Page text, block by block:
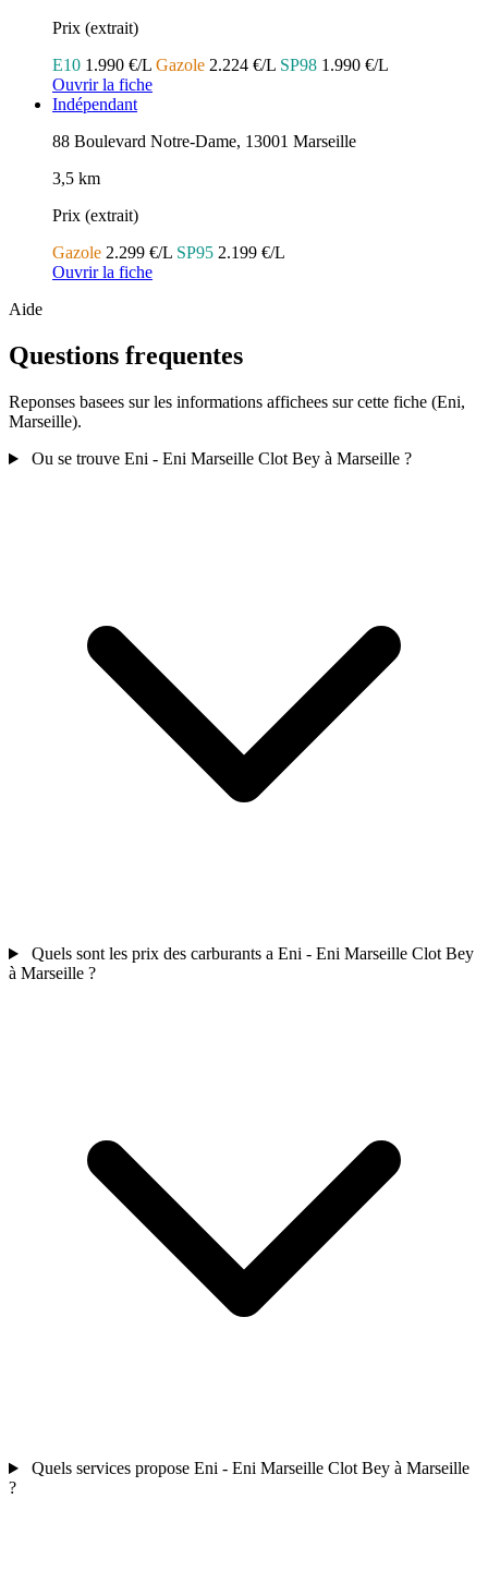
Prix (extrait)
E10 1.990 €/L Gazole 2.224 €/L SP98 1.990 €/L
Ouvrir la fiche
Indépendant
88 Boulevard Notre-Dame, 13001 Marseille
3,5 km
Prix (extrait)
Gazole 2.299 €/L SP95 2.199 €/L
Ouvrir la fiche
Aide
Questions frequentes
Reponses basees sur les informations affichees sur cette fiche (Eni,
Marseille).
Ou se trouve Eni - Eni Marseille Clot Bey à Marseille ?
Quels sont les prix des carburants a Eni - Eni Marseille Clot Bey
à Marseille ?
Quels services propose Eni - Eni Marseille Clot Bey à Marseille
?